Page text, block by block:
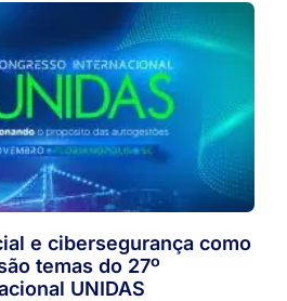
e cibersegurança como
temas do 27º
UNIDAS